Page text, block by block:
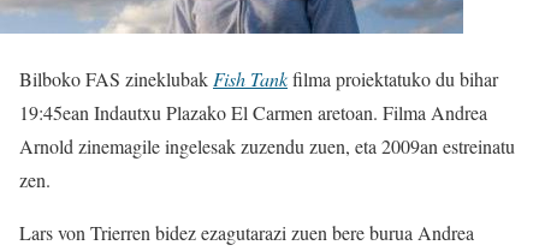
Bilboko FAS zineklubak Fish Tankfilma proiektatuko du bihar
19:45ean Indautxu Plazako El Carmen aretoan. Filma Andrea
Arnold zinemagile ingelesak zuzendu zuen, eta 2009an estreinatu
zen.
Lars von Trierren bidez ezagutarazi zuen bere burua Andrea